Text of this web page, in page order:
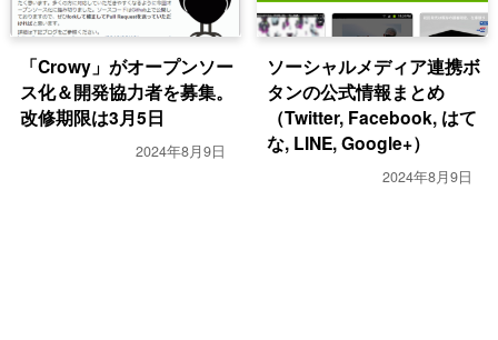
「Crowy」がオープンソー
ス化＆開発協力者を募集。
改修期限は3月5日
2024年8月9日
ソーシャルメディア連携ボ
タンの公式情報まとめ
（Twitter, Facebook, はて
な, LINE, Google+）
2024年8月9日